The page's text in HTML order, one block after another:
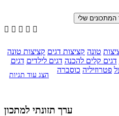
    
טונה קציצות דגים קציצות טונה
דגים קלים להכנה דגים לילדים דגים
פטרוזיליה כוסברה
הצג עוד תגיות
ערך תזונתי למתכון